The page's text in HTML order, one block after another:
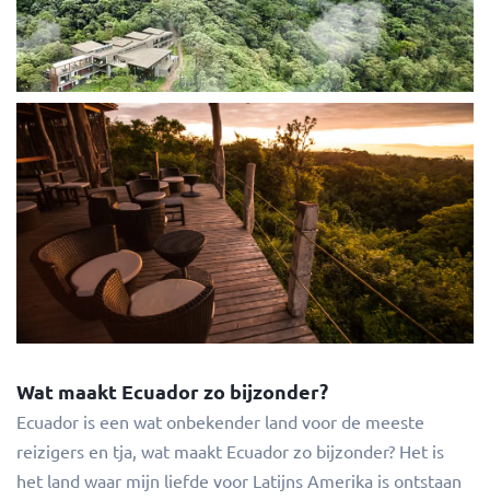
Wat maakt Ecuador zo bijzonder?
Ecuador is een wat onbekender land voor de meeste
reizigers en tja, wat maakt Ecuador zo bijzonder? Het is
het land waar mijn liefde voor Latijns Amerika is ontstaan